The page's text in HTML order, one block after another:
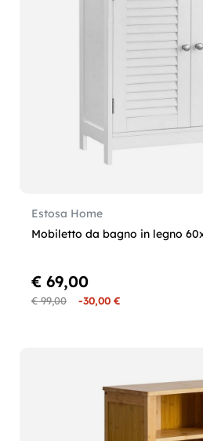
Estosa Home
Mobiletto da bagno in legno
€ 99,00 -30,00 €
€ 69,00